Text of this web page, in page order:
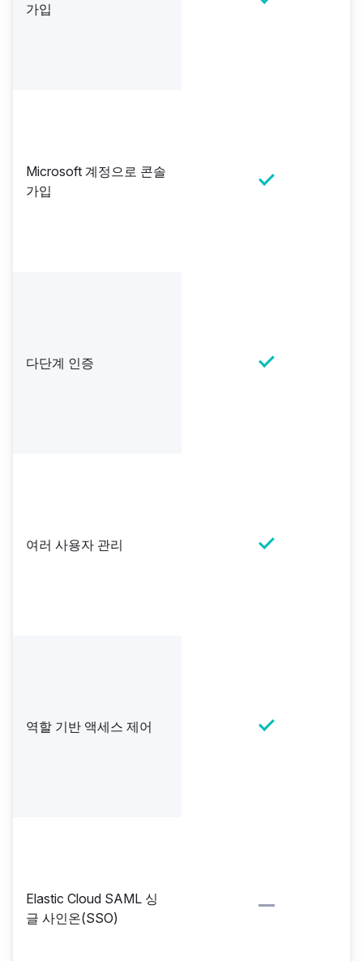
가입
Microsoft 계정으로 콘솔
가입
다단계 인증
여러 사용자 관리
역할 기반 액세스 제어
Elastic Cloud SAML 싱
글 사인온(SSO)